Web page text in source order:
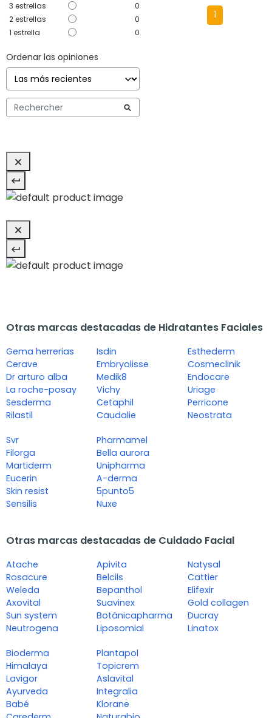
3 estrellas
0
2estrellas
0
1 estrella 0
Ordenar las opiniones
1
Otras marcas destacadas de Hidratantes Faciales
Gema herrerias
Cerave
Dr arturo alba
La roche-posay
Sesderma
Rilastil
Isdin
Embryolisse
Medik8
Vichy
Cetaphil
Caudalie
Esthederm
Cosmeclinik
Endocare
Uriage
Perricone
Neostrata
Svr
Filorga
Martiderm
Eucerin
Skin resist
Sensilis
Pharmamel
Bella aurora
Unipharma
A-derma
5punto5
Nuxe
Otras marcas destacadas de Cuidado Facial
Atache
Rosacure
Weleda
Axovital
Sun system
Neutrogena
Apivita
Belcils
Bepanthol
Suavinex
Botánicapharma
Liposomial
Natysal
Cattier
Elifexir
Gold collagen
Ducray
Linatox
Bioderma
Himalaya
Lavigor
Ayurveda
Babé
Plantapol
Topicrem
Aslavital
Integralia
Klorane